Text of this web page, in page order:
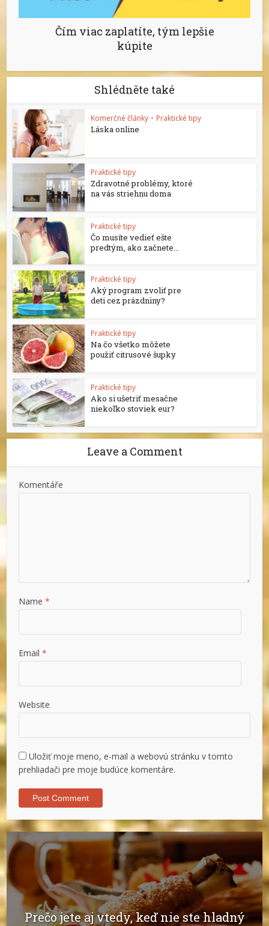
Čím viac zaplatíte, tým lepšie
kúpite
Shlédněte také
Komerčné články • Praktické tipy
Láska online
Praktické tipy
Zdravotné problémy, ktoré
na vás striehnu doma
Praktické tipy
Čo musíte vedieť ešte
predtým, ako začnete...
Praktické tipy
Aký program zvoliť pre
deti cez prázdniny?
Praktické tipy
Na čo všetko môžete
použiť citrusové šupky
Praktické tipy
Ako si ušetriť mesačne
niekoľko stoviek eur?
Leave a Comment
Komentáře
Name *
Email *
Website
Uložiť moje meno, e-mail a webovú stránku v tomto
prehliadači pre moje budúce komentáre.
Prečo jete aj vtedy, keď nie ste hladný